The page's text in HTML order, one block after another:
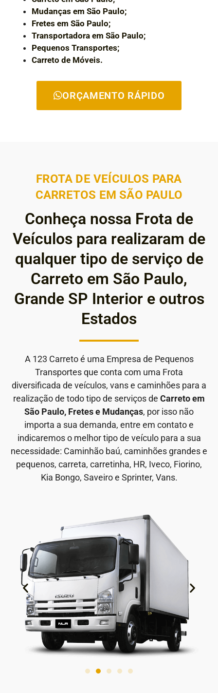
Mudanças em São Paulo;
Fretes em São Paulo;
Transportadora em São Paulo;
Pequenos Transportes;
Carreto de Móveis.
ORÇAMENTO RÁPIDO
FROTA DE VEÍCULOS PARA
CARRETOS EM SÃO PAULO
Conheça nossa Frota de
Veículos para realizaram de
qualquer tipo de serviço de
Carreto em São Paulo,
Grande SP Interior e outros
Estados
A 123 Carreto é uma Empresa de Pequenos
Transportes que conta com uma Frota
diversificada de veículos, vans e caminhões para a
realização de todo tipo de serviços de Carreto em
São Paulo, Fretes e Mudanças, por isso não
importa a sua demanda, entre em contato e
indicaremos o melhor tipo de veículo para a sua
necessidade: Caminhão baú, caminhões grandes e
pequenos, carreta, carretinha, HR, Iveco, Fiorino,
Kia Bongo, Saveiro e Sprinter, Vans.